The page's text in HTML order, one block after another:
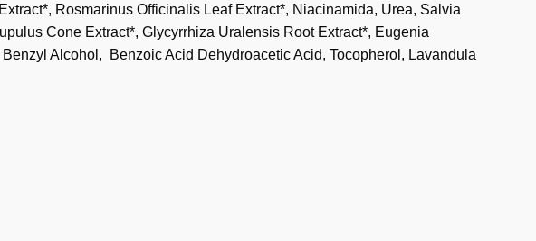
Rosmarinus Officinalis Leaf Extract*, Niacinamida, Urea, Salvia
Cone Extract*, Glycyrrhiza Uralensis Root Extract*, Eugenia
Alcohol, Benzoic Acid Dehydroacetic Acid, Tocopherol, Lavandula